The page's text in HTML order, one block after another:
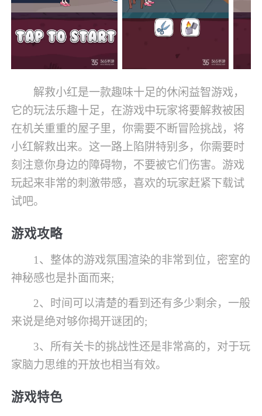
解救小红是一款趣味十足的休闲益智游戏，
它的玩法乐趣十足，在游戏中玩家将要解救被困
在机关重重的屋子里，你需要不断冒险挑战，将
小红解救出来。这一路上陷阱特别多，你需要时
刻注意你身边的障碍物，不要被它们伤害。游戏
玩起来非常的刺激带感，喜欢的玩家赶紧下载试
试吧。
游戏攻略
1、整体的游戏氛围渲染的非常到位，密室的
神秘感也是扑面而来;
2、时间可以清楚的看到还有多少剩余，一般
来说是绝对够你揭开谜团的;
3、所有关卡的挑战性还是非常高的，对于玩
家脑力思维的开放也相当有效。
游戏特色